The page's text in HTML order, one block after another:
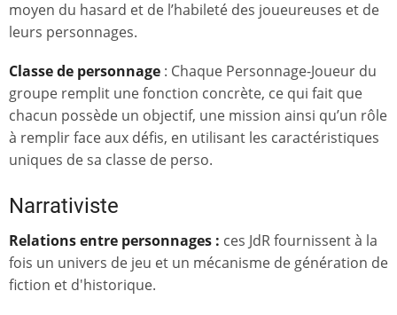
moyen du hasard et de l’habileté des joueureuses et de
leurs personnages.
Classe de personnage : Chaque Personnage-Joueur du
groupe remplit une fonction concrète, ce qui fait que
chacun possède un objectif, une mission ainsi qu’un rôle
à remplir face aux défis, en utilisant les caractéristiques
uniques de sa classe de perso.
Narrativiste
Relations entre personnages : ces JdR fournissent à la
fois un univers de jeu et un mécanisme de génération de
fiction et d'historique.